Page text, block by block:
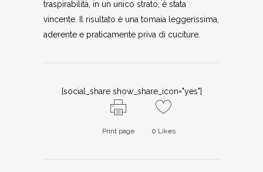
traspirabilità, in un unico strato, è stata
vincente. Il risultato è una tomaia leggerissima,
aderente e praticamente priva di cuciture.
[social_share show_share_icon="yes"]
Print page 0 Likes